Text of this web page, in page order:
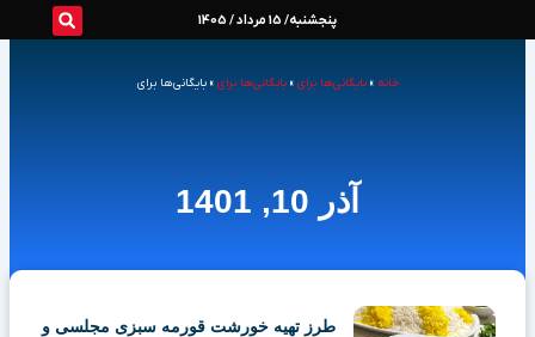
پنجشنبه/ 15 مرداد / 1405
خانه »بایگانی‌ها برای »بایگانی‌ها برای »بایگانی‌ها برای
آذر 10, 1401
طرز تهیه خورشت قورمه سبزی مجلسی و